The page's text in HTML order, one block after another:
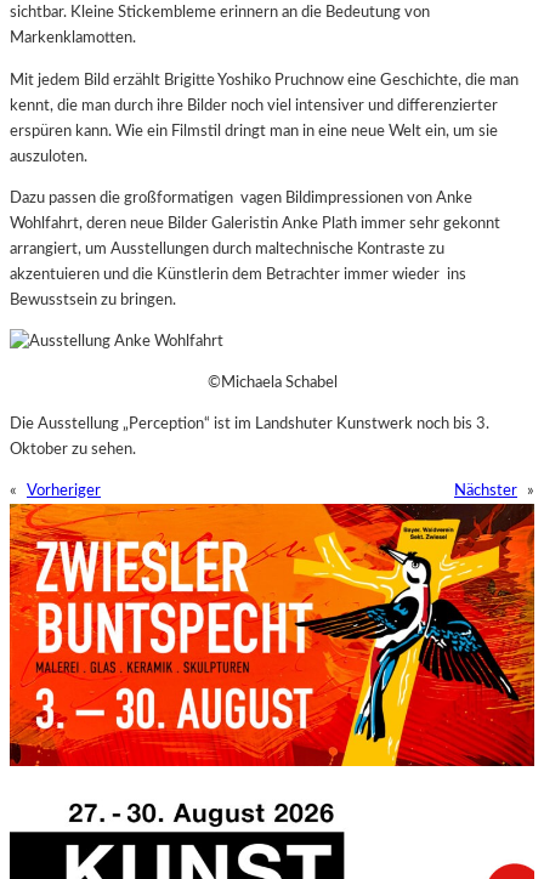
sichtbar. Kleine Stickembleme erinnern an die Bedeutung von
Markenklamotten.
Mit jedem Bild erzählt Brigitte Yoshiko Pruchnow eine Geschichte, die man
kennt, die man durch ihre Bilder noch viel intensiver und differenzierter
erspüren kann. Wie ein Filmstil dringt man in eine neue Welt ein, um sie
auszuloten.
Dazu passen die großformatigen vagen Bildimpressionen von Anke
Wohlfahrt, deren neue Bilder Galeristin Anke Plath immer sehr gekonnt
arrangiert, um Ausstellungen durch maltechnische Kontraste zu
akzentuieren und die Künstlerin dem Betrachter immer wieder ins
Bewusstsein zu bringen.
©Michaela Schabel
Die Ausstellung „Perception“ ist im Landshuter Kunstwerk noch bis 3.
Oktober zu sehen.
« Vorheriger Nächster »